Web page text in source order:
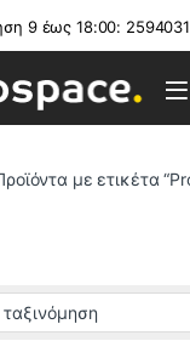
9 έως 18:00:
με ετικέτα